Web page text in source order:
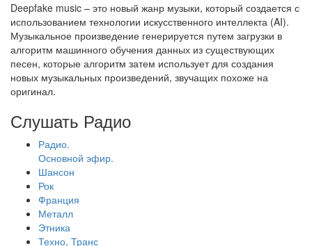
Deepfake music – это новый жанр музыки, который создается с
использованием технологии искусственного интеллекта (AI).
Музыкальное произведение генерируется путем загрузки в
алгоритм машинного обучения данных из существующих
песен, которые алгоритм затем использует для создания
новых музыкальных произведений, звучащих похоже на
оригинал.
Слушать Радио
Радио.
Основной эфир.
Шансон
Рок
Франция
Металл
Этника
Техно, Транс